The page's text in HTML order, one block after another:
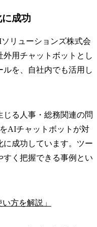
成功
リューションズ株式会
用チャットボットとし
を、自社内でも活用し
じる人事・総務関連の問
AIチャットボットが対
に成功しています。ツー
すく把握できる事例とい
方を解説」